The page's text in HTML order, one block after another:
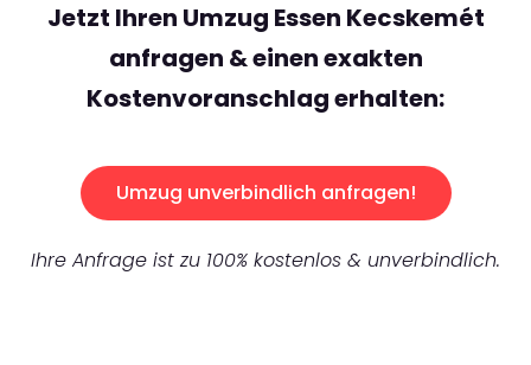
Jetzt Ihren Umzug Essen Kecskemét
anfragen & einen exakten
Kostenvoranschlag erhalten:
Umzug unverbindlich anfragen!
Ihre Anfrage ist zu 100% kostenlos & unverbindlich.